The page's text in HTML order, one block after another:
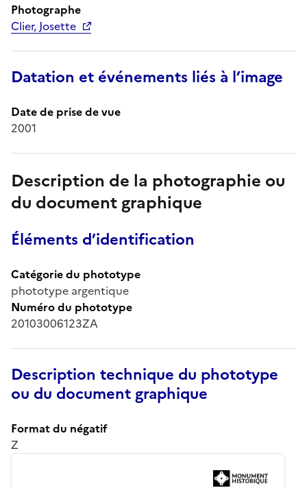
Photographe
Clier, Josette
Datation et événements liés à l’image
Date de prise de vue
2001
Description de la photographie ou
du document graphique
Éléments d’identification
Catégorie du phototype
phototype argentique
Numéro du phototype
20103006123ZA
Description technique du phototype
ou du document graphique
Format du négatif
Z